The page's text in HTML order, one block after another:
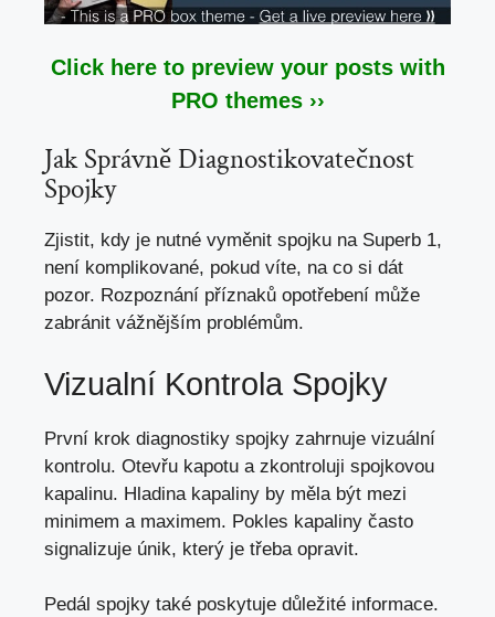
Click here to preview your posts with
PRO themes ››
Jak Správně Diagnostikovatečnost
Spojky
Zjistit, kdy je nutné vyměnit spojku na Superb 1,
není komplikované, pokud víte, na co si dát
pozor. Rozpoznání příznaků opotřebení může
zabránit vážnějším problémům.
Vizualní Kontrola Spojky
První krok diagnostiky spojky zahrnuje vizuální
kontrolu. Otevřu kapotu a zkontroluji spojkovou
kapalinu. Hladina kapaliny by měla být mezi
minimem a maximem. Pokles kapaliny často
signalizuje únik, který je třeba opravit.
Pedál spojky také poskytuje důležité informace.